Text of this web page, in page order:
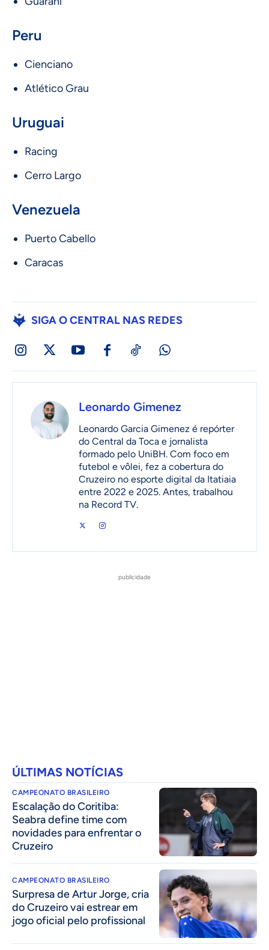
Peru
Cienciano
Atlético Grau
Uruguai
Racing
Cerro Largo
Venezuela
Puerto Cabello
Caracas
SIGA O CENTRAL NAS REDES
Leonardo Gimenez
Leonardo Garcia Gimenez é repórter
do Central da Toca e jornalista
formado pelo UniBH. Com foco em
futebol e vôlei, fez a cobertura do
Cruzeiro no esporte digital da Itatiaia
entre 2022 e 2025. Antes, trabalhou
na Record TV.
publicidade
ÚLTIMAS NOTÍCIAS
CAMPEONATO BRASILEIRO
Escalação do Coritiba:
Seabra define time com
novidades para enfrentar o
Cruzeiro
CAMPEONATO BRASILEIRO
Surpresa de Artur Jorge, cria
do Cruzeiro vai estrear em
jogo oficial pelo profissional